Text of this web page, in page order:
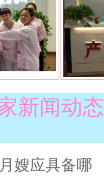
新闻动态
嫂应具备哪